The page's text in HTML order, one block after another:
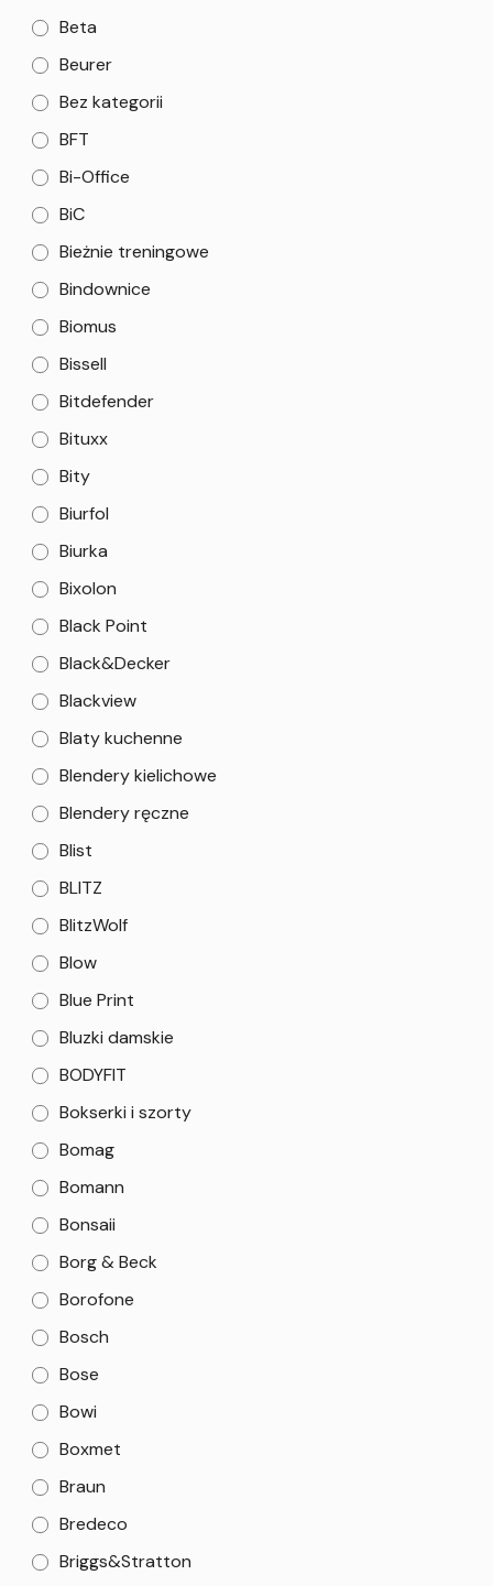
Beta
Beurer
Bez kategorii
BFT
Bi-Office
BiC
Bieżnie treningowe
Bindownice
Biomus
Bissell
Bitdefender
Bituxx
Bity
Biurfol
Biurka
Bixolon
Black Point
Black&Decker
Blackview
Blaty kuchenne
Blendery kielichowe
Blendery ręczne
Blist
BLITZ
BlitzWolf
Blow
Blue Print
Bluzki damskie
BODYFIT
Bokserki i szorty
Bomag
Bomann
Bonsaii
Borg & Beck
Borofone
Bosch
Bose
Bowi
Boxmet
Braun
Bredeco
Briggs&Stratton